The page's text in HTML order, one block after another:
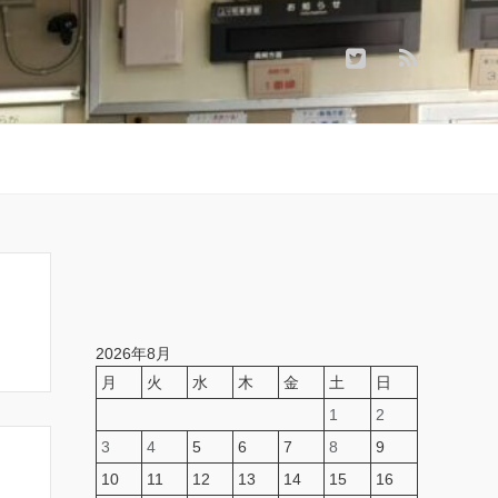
2026年8月
月
火 水 木 金 土
日
1
2
3
4 5 6 7 8
9
10
11 12 13 14 15 16